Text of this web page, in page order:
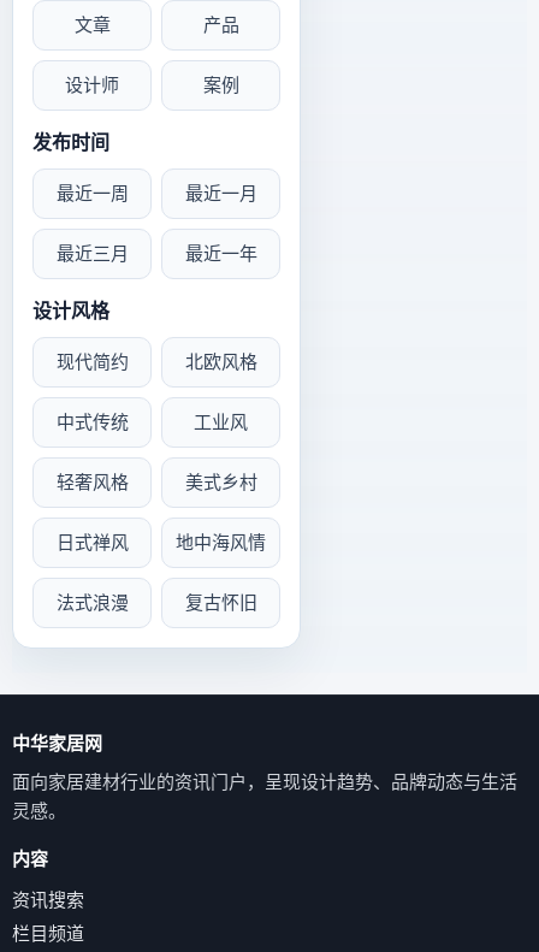
文章 产品
设计师 案例
发布时间
最近一周 最近一月
最近三月 最近一年
设计风格
现代简约 北欧风格
中式传统 工业风
轻奢风格 美式乡村
日式禅风 地中海风情
法式浪漫 复古怀旧
中华家居网
面向家居建材行业的资讯门户，呈现设计趋势、品牌动态与生活
灵感。
内容
资讯搜索
栏目频道